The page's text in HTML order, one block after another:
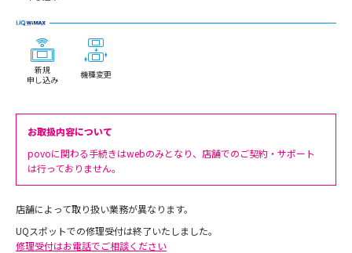
新規
申し込み
機種変更
お取扱内容について
povoに関わる手続きはwebのみとなり、店舗でのご契約・サポート
は行っておりません。
店舗によって取り扱い業務が異なります。
UQスポットでの修理受付は終了いたしました。
修理受付はお電話でご相談ください